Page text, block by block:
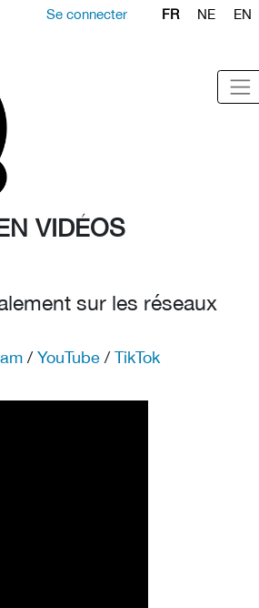
Se connecter FR NE EN
VIDÉOS
sur les réseaux
/YouTube /TikTok